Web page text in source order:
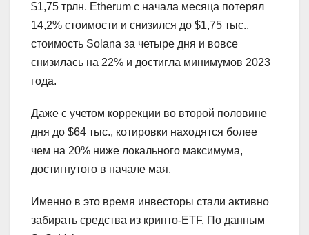
$1,75 трлн. Etherum с начала месяца потерял
14,2% стоимости и снизился до $1,75 тыс.,
стоимость Solana за четыре дня и вовсе
снизилась на 22% и достигла минимумов 2023
года.
Даже с учетом коррекции во второй половине
дня до $64 тыс., котировки находятся более
чем на 20% ниже локального максимума,
достигнутого в начале мая.
Именно в это время инвесторы стали активно
забирать средства из крипто-ETF. По данным